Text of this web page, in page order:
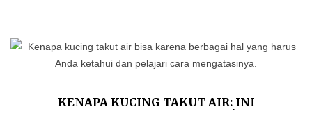
KENAPA KUCING TAKUT AIR: INI